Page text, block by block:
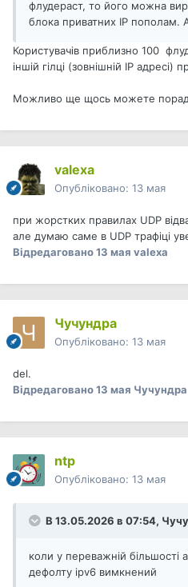
флудераст, то його можна
блока приватних IP пополам.
Користувачів приблизно 100
іншій гілці (зовнішній ІР адресі)
Можливо ще щось можете
valexa
Опубліковано: 13 мая
при жорстких правилах UDP
але думаю саме в UDP трафіці
Відредаговано13 мая valexa
Чучундра
Опубліковано: 13 мая
del.
Відредаговано13 мая Чучундра
ntp
Опубліковано: 13 мая
В 13.05.2026 в 07:54,
коли у переважній більшості
дефолту ipv6 вимкнений